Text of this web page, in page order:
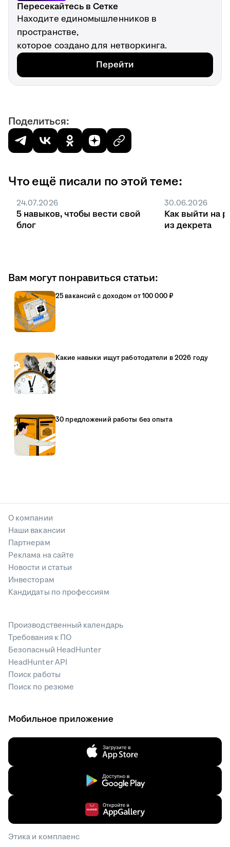
Пересекайтесь в Сетке
Находите единомышленников в
пространстве,
которое создано для нетворкинга.
Перейти
Поделиться:
Что ещё писали по этой теме:
24.07.2026
5 навыков, чтобы вести свой
блог
30.06.2026
Как выйти на
из декрета
Вам могут понравиться статьи:
25 вакансий с доходом от 100 000 ₽
Какие навыки ищут работодатели в 2026 году
30 предложений работы без опыта
О компании
Наши вакансии
Партнерам
Реклама на сайте
Новости и статьи
Инвесторам
Кандидаты по профессиям
Производственный календарь
Требования к ПО
Безопасный HeadHunter
HeadHunter API
Поиск работы
Поиск по резюме
Мобильное приложение
Этика и комплаенс